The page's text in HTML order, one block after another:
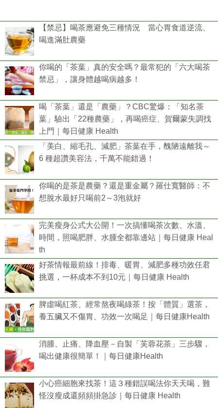
【禁忌】喝茶應避免三種情況 當心胃食道逆流、
喝進滿肚農藥
你喝的「茶葉」真的安全嗎？最常犯的「六大喝茶
禁忌」，讓身體越喝病越多！
喝「茶葉」還是「農藥」？CBC驚爆：「知名茶
葉」驗出「22種農藥」，再喝癌症、賀爾蒙失調找
上門｜每日健康 Health
「美白、縮毛孔、減肥」茶葉在手，醜陋遠離我～
6 種超讚美容法，千萬不能錯過！
你喝的是茶是農藥？還是重金屬？羅仕寬醫師：不
想脫水最好只喝前2～3泡就好
完美瘦身公式大公開！一次搞懂喝茶次數、水溫、
時間，照喝肥胖、水腫全都靠邊站｜每日健康 Heal
th
好茶情報最前線！排毒、暖胃、減肥多種功效任君
挑選，一杯成本不到10元｜每日健康 Health
脾虛喝紅茶、經常熬夜喝綠茶！按「體質」選茶，
養五臟又不傷胃、功效一次喝足｜每日健康Health
消腫、止痛、降血壓－自製「芙蓉花茶」三步驟，
喝出健康很簡單！｜每日健康Health
小心癌細胞來找茶！這３種錯誤喝法你天天喝，難
怪沒瘦成還頻頻掛急診｜每日健康 Health